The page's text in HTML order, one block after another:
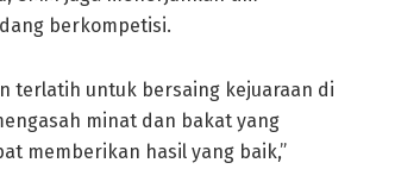
berkompetisi.
terlatih untuk bersaing kejuaraan di
minat dan bakat yang
memberikan hasil yang baik,”